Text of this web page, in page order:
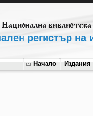
регистър на
Начало Издания